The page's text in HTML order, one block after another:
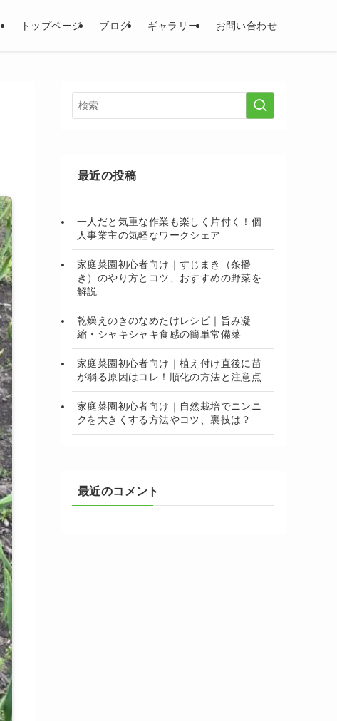
トップページ ブログ ギャラリー お問い合わせ
最近の投稿
一人だと気重な作業も楽しく片付く！個
人事業主の気軽なワークシェア
家庭菜園初心者向け｜すじまき（条播
き）のやり方とコツ、おすすめの野菜を
解説
乾燥えのきのなめたけレシピ｜旨み凝
縮・シャキシャキ食感の簡単常備菜
家庭菜園初心者向け｜植え付け直後に苗
が弱る原因はコレ！順化の方法と注意点
家庭菜園初心者向け｜自然栽培でニンニ
クを大きくする方法やコツ、裏技は？
最近のコメント